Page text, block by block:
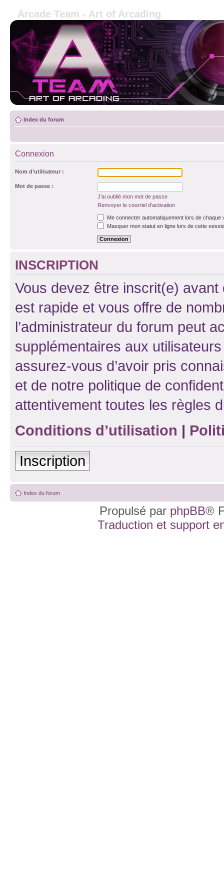
Arcade Team - Art of Arcading
Index du forum
Connexion
Nom d’utilisateur :
Mot de passe :
J’ai oublié mon mot de passe
Renvoyer le courriel d’activation
Me connecter automatiquement lors de chaque
Masquer mon statut en ligne lors de cette
INSCRIPTION
Vous devez être inscrit(e) avant
est rapide et vous offre de
l’administrateur du forum peut
supplémentaires aux
assurez-vous d’avoir pris
et de notre politique de
attentivement toutes les règles
Conditions d’utilisation |
Inscription
Index du forum
Propulsé par phpBB®
Traduction et support